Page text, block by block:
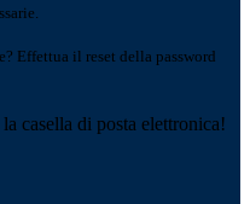
Effettua il reset della password
casella di posta elettronica!